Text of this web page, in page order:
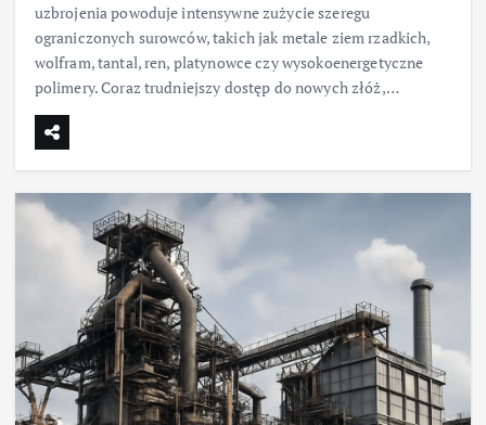
uzbrojenia powoduje intensywne zużycie szeregu
ograniczonych surowców, takich jak metale ziem rzadkich,
wolfram, tantal, ren, platynowce czy wysokoenergetyczne
polimery. Coraz trudniejszy dostęp do nowych złóż,…